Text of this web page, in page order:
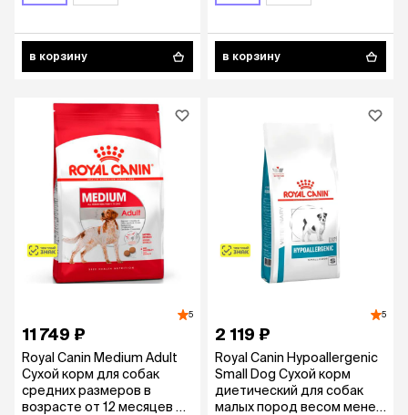
в корзину в корзину
5
11 749 ₽
Royal Canin Medium Adult
Сухой корм для собак
средних размеров в
возрасте от 12 месяцев до
5
2 119 ₽
Royal Canin Hypoallergenic
Small Dog Сухой корм
диетический для собак
малых пород весом менее